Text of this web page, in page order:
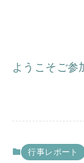
ようこそご参
行事レポート